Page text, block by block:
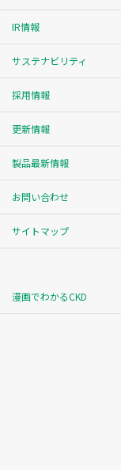
IR情報
サステナビリティ
採用情報
更新情報
製品最新情報
お問い合わせ
サイトマップ
漫画でわかるCKD